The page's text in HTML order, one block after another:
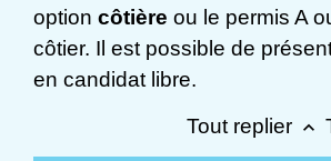
option côtière ou le permis A
côtier. Il est possible de
en candidat libre.
Tout replier keyboard_arrow_up